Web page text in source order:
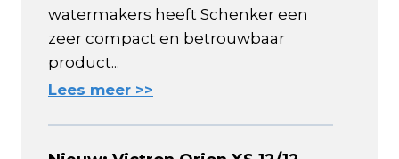
watermakers heeft Schenker een
zeer compact en betrouwbaar
product...
Lees meer >>